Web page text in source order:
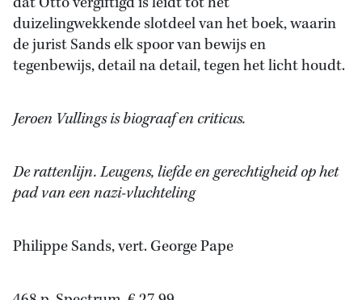
duizelingwekkende slotdeel van het boek, waarin
de jurist Sands elk spoor van bewijs en
tegenbewijs, detail na detail, tegen het licht houdt.
Jeroen Vullings is biograaf en criticus.
De rattenlijn. Leugens, liefde en gerechtigheid op het
pad van een nazi-vluchteling
Philippe Sands, vert. George Pape